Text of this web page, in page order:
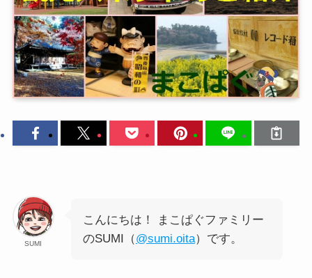
SUMI
こんにちは！ まこぱぐファミリー
のSUMI（@sumi.oita）です。